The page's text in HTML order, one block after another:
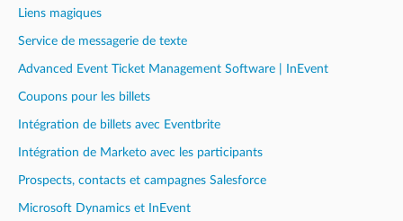
Liens magiques
Service de messagerie de texte
Advanced Event Ticket Management Software | InEvent
Coupons pour les billets
Intégration de billets avec Eventbrite
Intégration de Marketo avec les participants
Prospects, contacts et campagnes Salesforce
Microsoft Dynamics et InEvent